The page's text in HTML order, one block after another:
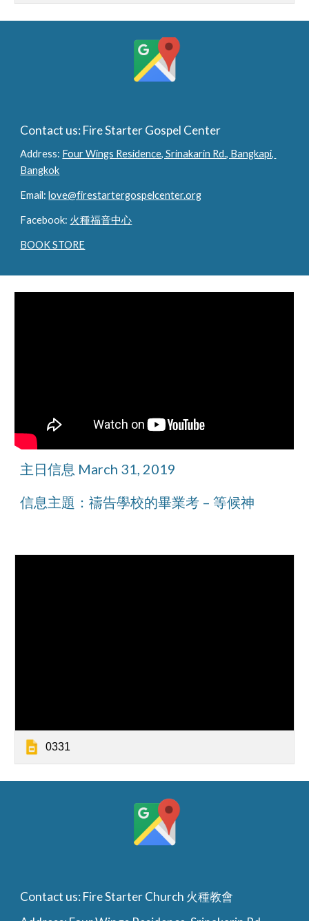
Contact us: Fire Starter Gospel Center
Address: Four Wings Residence, Srinakarin Rd., Bangkapi,
Bangkok
Email: love@firestartergospelcenter.org
Facebook: 火種福音中心
BOOK STORE
主日信息 March 31, 2019
信息主題：禱告學校的畢業考 – 等候神
0331
Contact us: Fire Starter Church 火種教會